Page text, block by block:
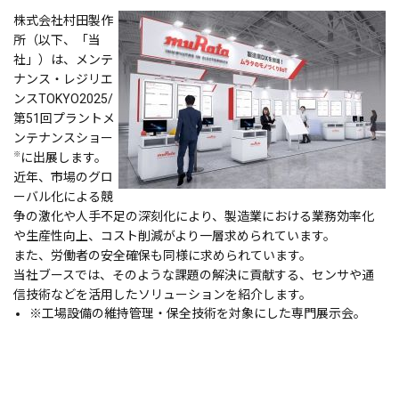
株式会社村田製作
所（以下、「当
社」）は、メンテ
ナンス・レジリエ
ンスTOKYO2025/
第51回プラントメ
ンテナンスショー
※ に出展します。
近年、市場のグロ
ーバル化による競
争の激化や人手不足の深刻化により、製造業における業務効率化
や生産性向上、コスト削減がより一層求められています。
また、労働者の安全確保も同様に求められています。
当社ブースでは、そのような課題の解決に貢献する、センサや通
信技術などを活用したソリューションを紹介します。
※工場設備の維持管理・保全技術を対象にした専門展示会。